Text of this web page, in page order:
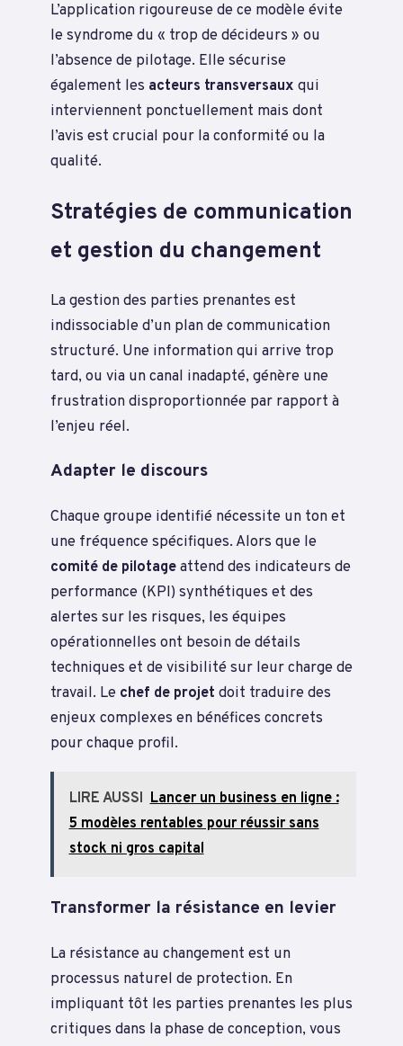
L’application rigoureuse de ce modèle évite
le syndrome du « trop de décideurs » ou
l’absence de pilotage. Elle sécurise
également les acteurs transversaux qui
interviennent ponctuellement mais dont
l’avis est crucial pour la conformité ou la
qualité.
Stratégies de communication
et gestion du changement
La gestion des parties prenantes est
indissociable d’un plan de communication
structuré. Une information qui arrive trop
tard, ou via un canal inadapté, génère une
frustration disproportionnée par rapport à
l’enjeu réel.
Adapter le discours
Chaque groupe identifié nécessite un ton et
une fréquence spécifiques. Alors que le
comité de pilotageattend des indicateurs de
performance (KPI) synthétiques et des
alertes sur les risques, les équipes
opérationnelles ont besoin de détails
techniques et de visibilité sur leur charge de
travail. Le chef de projet doit traduire des
enjeux complexes en bénéfices concrets
pour chaque profil.
LIRE AUSSI Lancer un business en ligne :
5 modèles rentables pour réussir sans
stock ni gros capital
Transformer la résistance en levier
La résistance au changement est un
processus naturel de protection. En
impliquant tôt les parties prenantes les plus
critiques dans la phase de conception, vous